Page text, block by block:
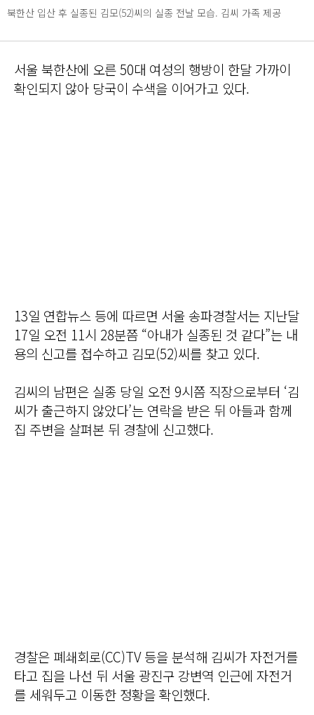
북한산 입산 후 실종된 김모(52)씨의 실종 전날 모습. 김씨 가족 제공
서울 북한산에 오른 50대 여성의 행방이 한달 가까이
확인되지 않아 당국이 수색을 이어가고 있다.
13일 연합뉴스 등에 따르면 서울 송파경찰서는 지난달
17일 오전 11시 28분쯤 “아내가 실종된 것 같다”는 내
용의 신고를 접수하고 김모(52)씨를 찾고 있다.
김씨의 남편은 실종 당일 오전 9시쯤 직장으로부터 ‘김
씨가 출근하지 않았다’는 연락을 받은 뒤 아들과 함께
집 주변을 살펴본 뒤 경찰에 신고했다.
경찰은 폐쇄회로(CC)TV 등을 분석해 김씨가 자전거를
타고 집을 나선 뒤 서울 광진구 강변역 인근에 자전거
를 세워두고 이동한 정황을 확인했다.